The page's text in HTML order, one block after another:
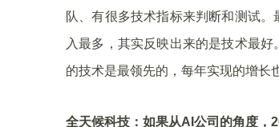
队、有很多技术指标来判断和测试
入最多，其实反映出来的是技术最
的技术是最领先的，每年实现的增长
全天候科技：如果从AI公司的角度，